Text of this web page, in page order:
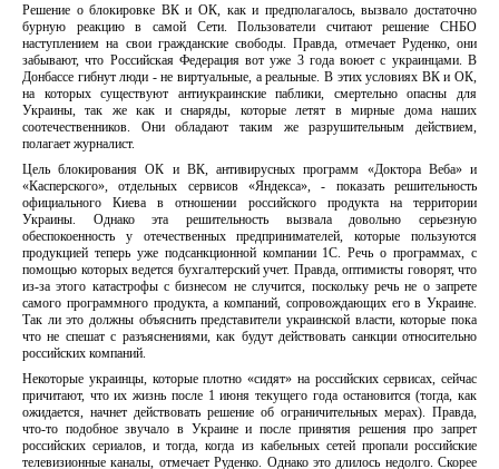
Решение о блокировке ВК и ОК, как и предполагалось, вызвало достаточно
бурную реакцию в самой Сети. Пользователи считают решение СНБО
наступлением на свои гражданские свободы. Правда, отмечает Руденко, они
забывают, что Российская Федерация вот уже 3 года воюет с украинцами. В
Донбассе гибнут люди - не виртуальные, а реальные. В этих условиях ВК и ОК,
на которых существуют антиукраинские паблики, смертельно опасны для
Украины, так же как и снаряды, которые летят в мирные дома наших
соотечественников. Они обладают таким же разрушительным действием,
полагает журналист.
Цель блокирования ОК и ВК, антивирусных программ «Доктора Веба» и
«Касперского», отдельных сервисов «Яндекса», - показать решительность
официального Киева в отношении российского продукта на территории
Украины. Однако эта решительность вызвала довольно серьезную
обеспокоенность у отечественных предпринимателей, которые пользуются
продукцией теперь уже подсанкционной компании 1С. Речь о программах, с
помощью которых ведется бухгалтерский учет. Правда, оптимисты говорят, что
из-за этого катастрофы с бизнесом не случится, поскольку речь не о запрете
самого программного продукта, а компаний, сопровождающих его в Украине.
Так ли это должны объяснить представители украинской власти, которые пока
что не спешат с разъяснениями, как будут действовать санкции относительно
российских компаний.
Некоторые украинцы, которые плотно «сидят» на российских сервисах, сейчас
причитают, что их жизнь после 1 июня текущего года остановится (тогда, как
ожидается, начнет действовать решение об ограничительных мерах). Правда,
что-то подобное звучало в Украине и после принятия решения про запрет
российских сериалов, и тогда, когда из кабельных сетей пропали российские
телевизионные каналы, отмечает Руденко. Однако это длилось недолго. Скорее